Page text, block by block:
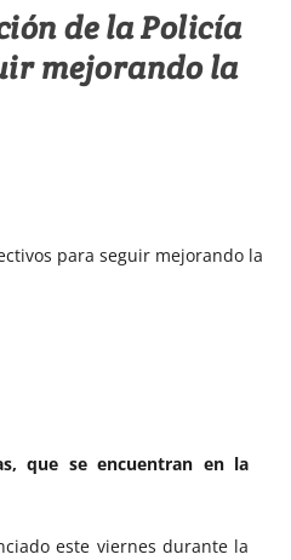
de la Policía
mejorando la
que se encuentran en la
este viernes durante la